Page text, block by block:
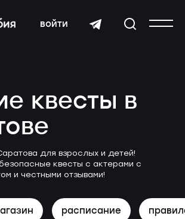
войти
квесты в
для взрослых и детей!
квесты с актерами с
и честными отзывами!
расписание